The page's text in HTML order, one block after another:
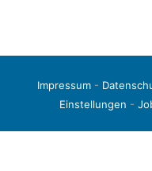
Impressum-
Einstellungen -